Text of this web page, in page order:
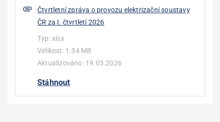
Čtvrtletní zpráva o provozu elektrizační soustavy
ČR za I. čtvrtletí 2026
Typ:xlsx
Velikost: 1.34 MB
Aktualizováno: 19.05.2026
Stáhnout